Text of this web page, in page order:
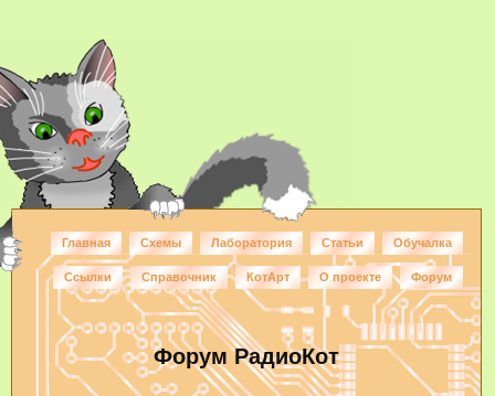
Главная Схемы Лаборатория Статьи Обучалка
Ссылки Справочник КотАрт О проекте Форум
Форум РадиоКот